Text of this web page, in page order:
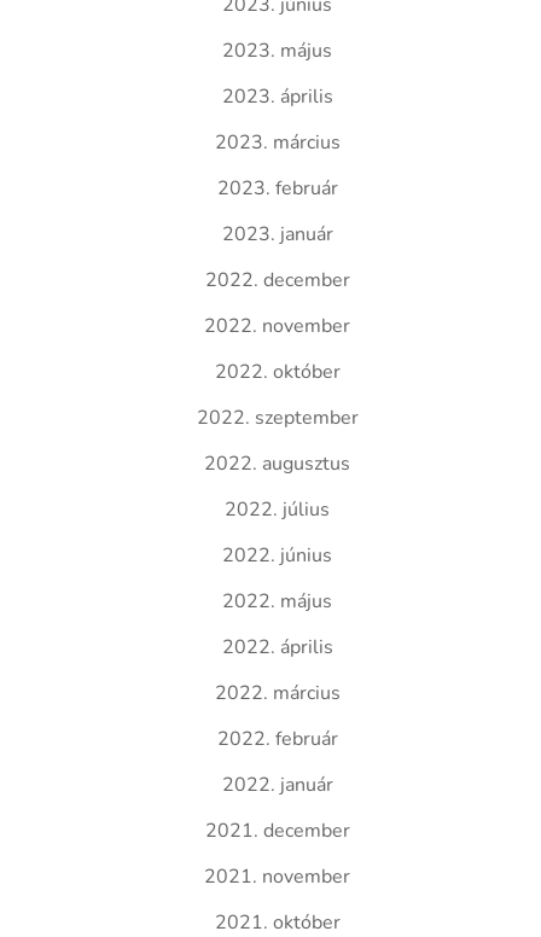
2023. május
2023. április
2023. március
2023. február
2023. január
2022. december
2022. november
2022. október
2022. szeptember
2022. augusztus
2022. július
2022. június
2022. május
2022. április
2022. március
2022. február
2022. január
2021. december
2021. november
2021. október